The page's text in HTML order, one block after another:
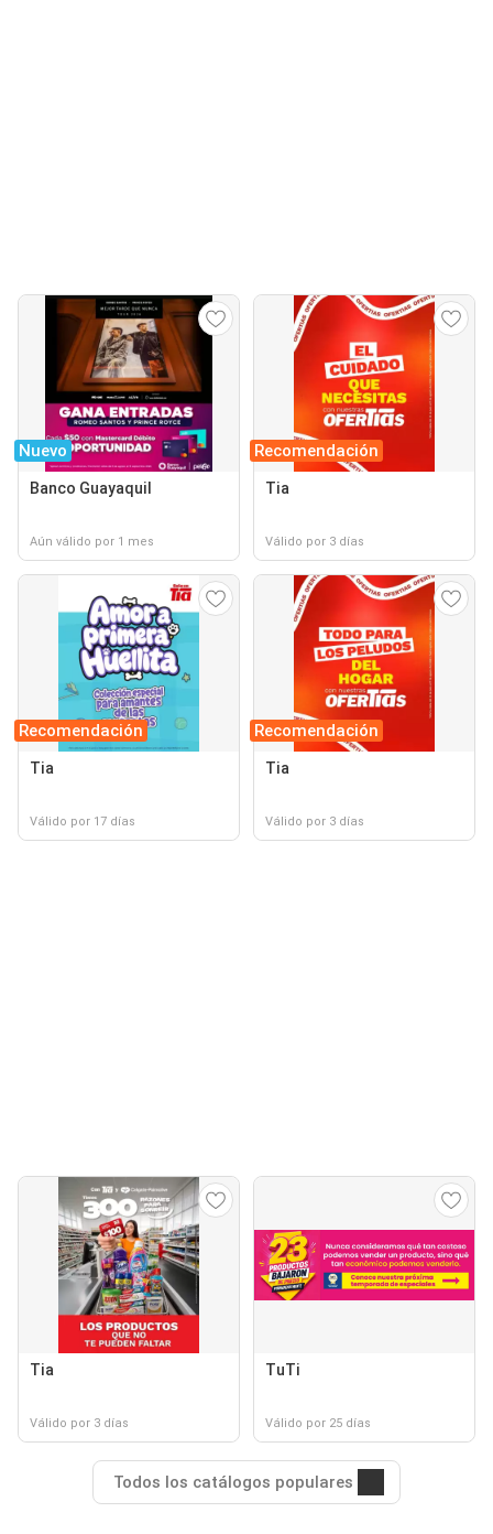
Nuevo
Banco Guayaquil
Aún válido por 1 mes
Recomendación
Tia
Válido por 3 días
Recomendación
Tia
Válido por 17 días
Recomendación
Tia
Válido por 3 días
Tia
Válido por 3 días
TuTi
Válido por 25 días
Todos los catálogos populares